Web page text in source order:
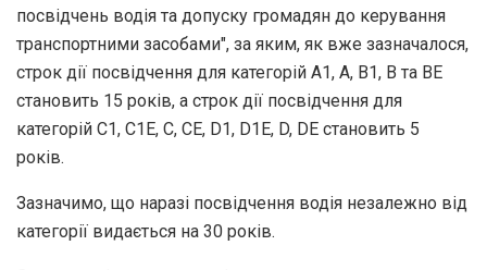
посвідчень водія та допуску громадян до керування
транспортними засобами", за яким, як вже зазначалося,
строк дії посвідчення для категорій А1, А, В1, В та ВЕ
становить 15 років, а строк дії посвідчення для
категорій С1, С1Е, С, СЕ, D1, D1Е, D, DЕ становить 5
років.
Зазначимо, що наразі посвідчення водія незалежно від
категорії видається на 30 років.